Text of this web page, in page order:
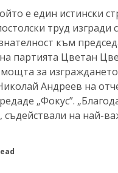
е един истински
труд
към
партията Цветан
за
Андреев на
„Фокус”.
на най-